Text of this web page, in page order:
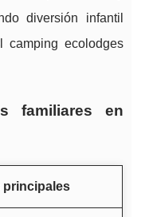
diversión infantil
camping ecolodges
familiares en
principales